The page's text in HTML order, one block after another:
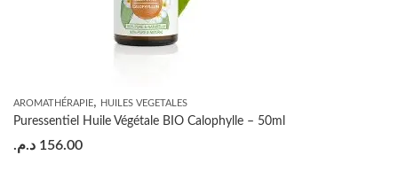
AROMATHÉRAPIE, HUILES VEGETALES
Puressentiel Huile Végétale BIO Calophylle – 50ml
156.00 د.م.